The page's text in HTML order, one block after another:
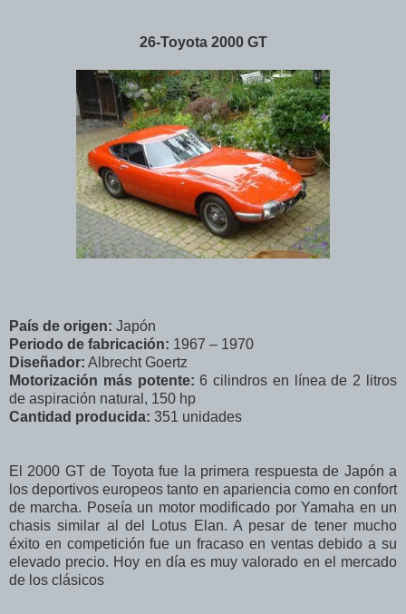
26-Toyota 2000 GT
País de origen: Japón
Periodo de fabricación: 1967 – 1970
Diseñador: Albrecht Goertz
Motorización más potente: 6 cilindros en línea de 2 litros
de aspiración natural, 150 hp
Cantidad producida: 351 unidades
El 2000 GT de Toyota fue la primera respuesta de Japón a
los deportivos europeos tanto en apariencia como en confort
de marcha. Poseía un motor modificado por Yamaha en un
chasis similar al del Lotus Elan. A pesar de tener mucho
éxito en competición fue un fracaso en ventas debido a su
elevado precio. Hoy en día es muy valorado en el mercado
de los clásicos